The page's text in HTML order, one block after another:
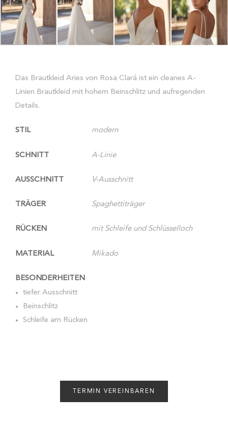
Das Brautkleid Aries von Rosa Clará ist ein cleanes A-
Linien Brautkleid mit hohem Beinschlitz und aufregenden
Details.
STIL modern
SCHNITT A-Linie
AUSSCHNITT V-Ausschnitt
TRÄGER Spaghettiträger
RÜCKEN mit Schleife und Schlüsselloch
MATERIAL Mikado
BESONDERHEITEN
tiefer Ausschnitt
Beinschlitz
Schleife am Rücken
TERMIN VEREINBAREN